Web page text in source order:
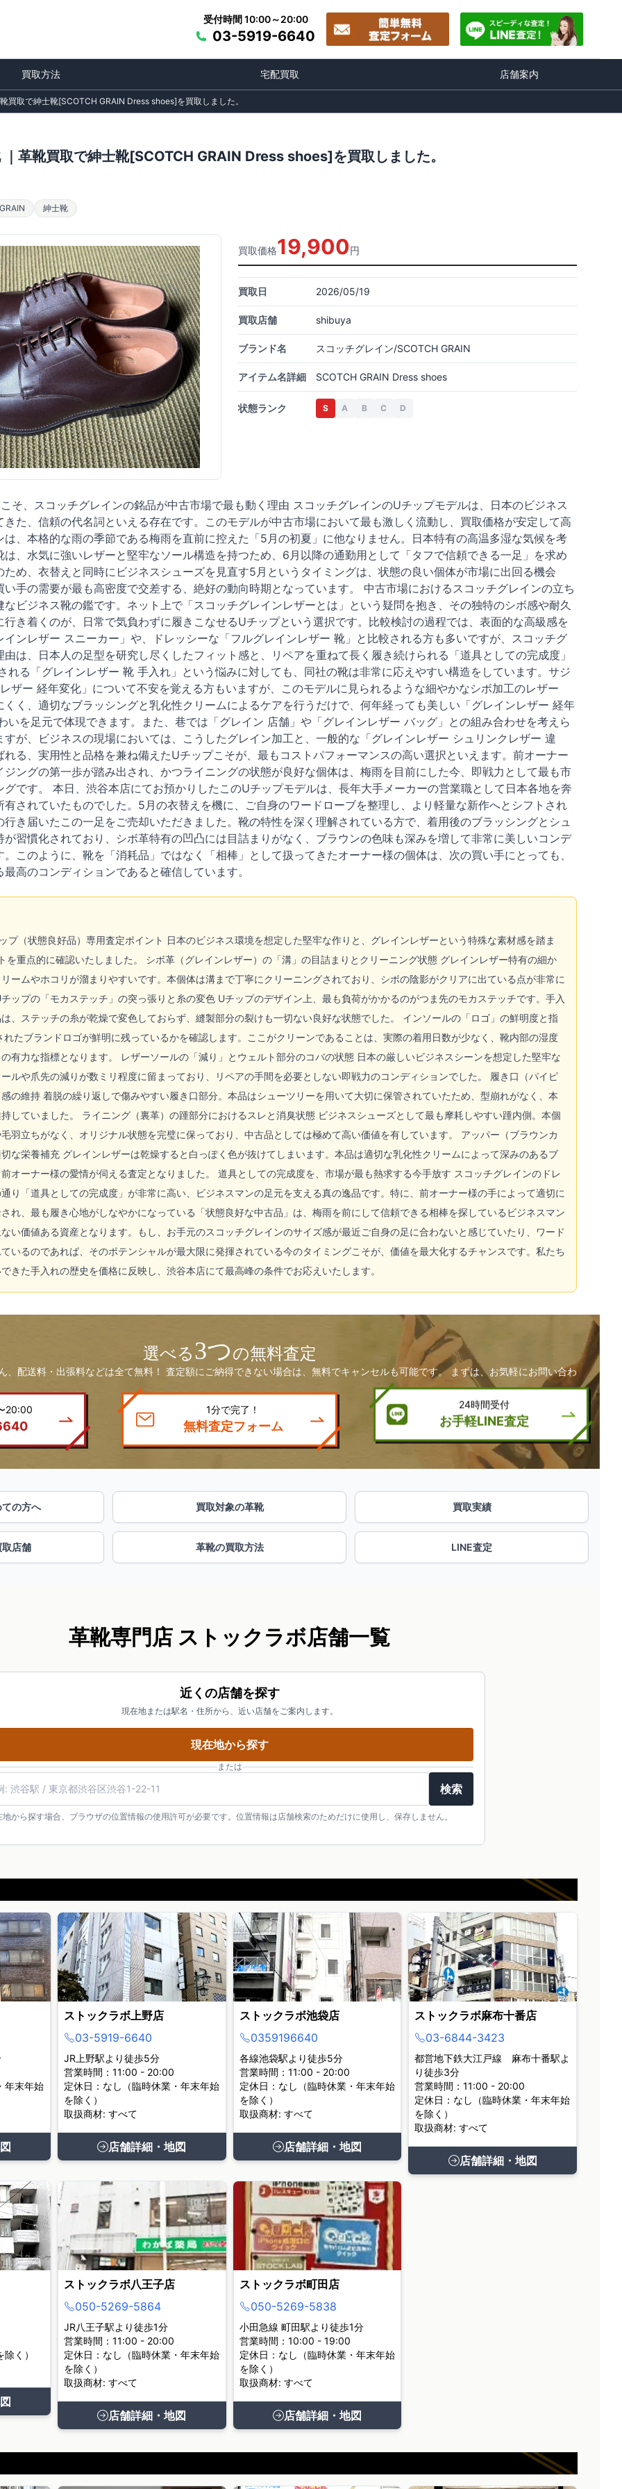
受付時間 10:00～20:00
03-5919-6640
買取方法 宅配買取 店舗案内
買取で紳士靴[SCOTCH GRAIN Dress shoes]を買取しました。
革靴買取で紳士靴[SCOTCH GRAIN Dress shoes]を買取しました。
紳士靴
買取価格19,900円
買取日 2026/05/19
買取店舗 shibuya
ブランド名 スコッチグレイン/SCOTCH GRAIN
アイテム名詳細 SCOTCH GRAIN Dress shoes
状態ランク S A B C D
そ、スコッチグレインの銘品が中古市場で最も動く理由 スコッチグレインのUチップモデルは、日本のビジネス
た、信頼の代名詞といえる存在です。このモデルが中古市場において最も激しく流動し、買取価格が安定して高
、本格的な雨の季節である梅雨を直前に控えた「5月の初夏」に他なりません。日本特有の高温多湿な気候を考
、水気に強いレザーと堅牢なソール構造を持つため、6月以降の通勤用として「タフで信頼できる一足」を求め
め、衣替えと同時にビジネスシューズを見直す5月というタイミングは、状態の良い個体が市場に出回る機会
手の需要が最も高密度で交差する、絶好の動向時期となっています。 中古市場におけるスコッチグレインの立ち
ビジネス靴の鑑です。ネット上で「スコッチグレインレザーとは」という疑問を抱き、その独特のシボ感や耐久
き着くのが、日常で気負わずに履きこなせるUチップという選択です。比較検討の過程では、表面的な高級感を
ンレザー スニーカー」や、ドレッシーな「フルグレインレザー 靴」と比較される方も多いですが、スコッチグ
は、日本人の足型を研究し尽くしたフィット感と、リペアを重ねて長く履き続けられる「道具としての完成度」
れる「グレインレザー 靴 手入れ」という悩みに対しても、同社の靴は非常に応えやすい構造をしています。サジ
ザー 経年変化」について不安を覚える方もいますが、このモデルに見られるような細やかなシボ加工のレザー
く、適切なブラッシングと乳化性クリームによるケアを行うだけで、何年経っても美しい「グレインレザー 経年
いを足元で体現できます。また、巷では「グレイン 店舗」や「グレインレザー バッグ」との組み合わせを考えら
が、ビジネスの現場においては、こうしたグレイン加工と、一般的な「グレインレザー シュリンクレザー 違
る、実用性と品格を兼ね備えたUチップこそが、最もコストパフォーマンスの高い選択といえます。前オーナー
ングの第一歩が踏み出され、かつライニングの状態が良好な個体は、梅雨を目前にした今、即戦力として最も市
です。 本日、渋谷本店にてお預かりしたこのUチップモデルは、長年大手メーカーの営業職として日本各地を奔
されていたものでした。5月の衣替えを機に、ご自身のワードローブを整理し、より軽量な新作へとシフトされ
き届いたこの一足をご売却いただきました。靴の特性を深く理解されている方で、着用後のブラッシングとシュ
習慣化されており、シボ革特有の凹凸には目詰まりがなく、ブラウンの色味も深みを増して非常に美しいコンデ
このように、靴を「消耗品」ではなく「相棒」として扱ってきたオーナー様の個体は、次の買い手にとっても、
高のコンディションであると確信しています。
プ（状態良好品）専用査定ポイント 日本のビジネス環境を想定した堅牢な作りと、グレインレザーという特殊な素材感を踏ま
を重点的に確認いたしました。 シボ革（グレインレザー）の「溝」の目詰まりとクリーニング状態 グレインレザー特有の細か
ームやホコリが溜まりやすいです。本個体は溝まで丁寧にクリーニングされており、シボの陰影がクリアに出ている点が非常に
ップの「モカステッチ」の突っ張りと糸の変色 Uチップのデザイン上、最も負荷がかかるのがつま先のモカステッチです。手入
、ステッチの糸が乾燥で変色しておらず、縫製部分の裂けも一切ない良好な状態でした。 インソールの「ロゴ」の鮮明度と指
たブランドロゴが鮮明に残っているかを確認します。ここがクリーンであることは、実際の着用日数が少なく、靴内部の湿度
有力な指標となります。 レザーソールの「減り」とウェルト部分のコバの状態 日本の厳しいビジネスシーンを想定した堅牢な
ルや爪先の減りが数ミリ程度に留まっており、リペアの手間を必要としない即戦力のコンディションでした。 履き口（パイピ
の維持 着脱の繰り返しで傷みやすい履き口部分。本品はシューツリーを用いて大切に保管されていたため、型崩れがなく、本
していました。 ライニング（裏革）の踵部分におけるスレと消臭状態 ビジネスシューズとして最も摩耗しやすい踵内側。本個
羽立ちがなく、オリジナル状態を完璧に保っており、中古品としては極めて高い価値を有しています。 アッパー（ブラウンカ
な栄養補充 グレインレザーは乾燥すると白っぽく色が抜けてしまいます。本品は適切な乳化性クリームによって深みのあるブ
オーナー様の愛情が伺える査定となりました。 道具としての完成度を、市場が最も熱求する今手放す スコッチグレインのドレ
り「道具としての完成度」が非常に高い、ビジネスマンの足元を支える真の逸品です。特に、前オーナー様の手によって適切に
れ、最も履き心地がしなやかになっている「状態良好な中古品」は、梅雨を前にして信頼できる相棒を探しているビジネスマン
い価値ある資産となります。もし、お手元のスコッチグレインのサイズ感が最近ご自身の足に合わないと感じていたり、ワード
いるのであれば、そのポテンシャルが最大限に発揮されている今のタイミングこそが、価値を最大化するチャンスです。私たち
きた手入れの歴史を価格に反映し、渋谷本店にて最高峰の条件でお応えいたします。
選べる3つの無料査定
、配送料・出張料などは全て無料！ 査定額にご納得できない場合は、無料でキャンセルも可能です。 まずは、お気軽にお問い合わ
20:00 1分で完了！
無料査定フォーム
24時間受付
お手軽LINE査定
の方へ 買取対象の革靴 買取実績
店舗 革靴の買取方法 LINE査定
革靴専門店 ストックラボ店舗一覧
近くの店舗を探す
現在地または駅名・住所から、近い店舗をご案内します。
現在地から探す
または
検索
地から探す場合、ブラウザの位置情報の使用許可が必要です。位置情報は店舗検索のためだけに使用し、保存しません。
年末年始
ストックラボ上野店
03-5919-6640
JR上野駅より徒歩5分
営業時間：11:00 - 20:00
定休日：なし（臨時休業・年末年始
を除く）
取扱商材: すべて
店舗詳細・地図
ストックラボ池袋店
0359196640
各線池袋駅より徒歩5分
営業時間：11:00 - 20:00
定休日：なし（臨時休業・年末年始
を除く）
取扱商材: すべて
店舗詳細・地図
ストックラボ麻布十番店
03-6844-3423
都営地下鉄大江戸線 麻布十番駅よ
り徒歩3分
営業時間：11:00 - 20:00
定休日：なし（臨時休業・年末年始
を除く）
取扱商材: すべて
店舗詳細・地図
く）
ストックラボ八王子店
050-5269-5864
JR八王子駅より徒歩1分
営業時間：11:00 - 20:00
定休日：なし（臨時休業・年末年始
を除く）
取扱商材: すべて
店舗詳細・地図
ストックラボ町田店
050-5269-5838
小田急線 町田駅より徒歩1分
営業時間：10:00 - 19:00
定休日：なし（臨時休業・年末年始
を除く）
取扱商材: すべて
店舗詳細・地図